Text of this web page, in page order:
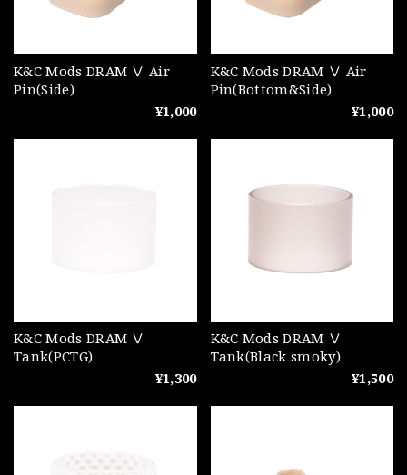
K&C Mods DRAM Ⅴ Air
Pin(Side)
¥1,000
K&C Mods DRAM Ⅴ Air
Pin(Bottom&Side)
¥1,000
K&C Mods DRAM Ⅴ
Tank(PCTG)
¥1,300
K&C Mods DRAM Ⅴ
Tank(Black smoky)
¥1,500